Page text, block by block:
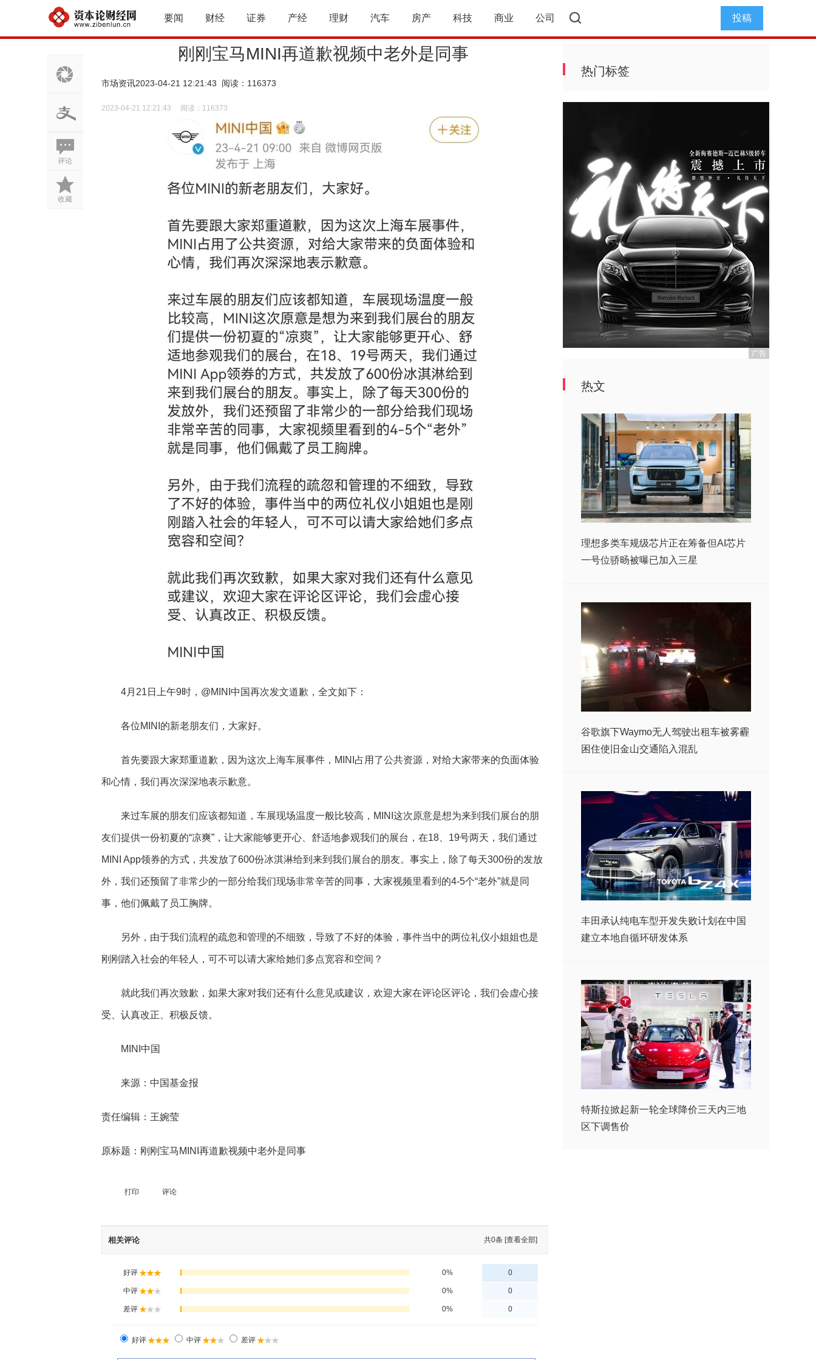
要闻 财经 证券 产经 理财 汽车 房产 科技 商业 公司 投稿
评论
收藏
刚刚宝马MINI再道歉视频中老外是同事
市场资讯2023-04-21 12:21:43 阅读：116373
2023-04-21 12:21:43 阅读： 116373
4月21日上午9时，@MINI中国再次发文道歉，全文如下：
各位MINI的新老朋友们，大家好。
首先要跟大家郑重道歉，因为这次上海车展事件，MINI占用了公共资源，对给大家带来的负面体验
和心情，我们再次深深地表示歉意。
来过车展的朋友们应该都知道，车展现场温度一般比较高，MINI这次原意是想为来到我们展台的朋
友们提供一份初夏的“凉爽”，让大家能够更开心、舒适地参观我们的展台，在18、19号两天，我们通过
MINI App领券的方式，共发放了600份冰淇淋给到来到我们展台的朋友。事实上，除了每天300份的发放
外，我们还预留了非常少的一部分给我们现场非常辛苦的同事，大家视频里看到的4-5个“老外”就是同
事，他们佩戴了员工胸牌。
另外，由于我们流程的疏忽和管理的不细致，导致了不好的体验，事件当中的两位礼仪小姐姐也是
刚刚踏入社会的年轻人，可不可以请大家给她们多点宽容和空间？
就此我们再次致歉，如果大家对我们还有什么意见或建议，欢迎大家在评论区评论，我们会虚心接
受、认真改正、积极反馈。
MINI中国
来源：中国基金报
责任编辑：王婉莹
原标题：刚刚宝马MINI再道歉视频中老外是同事
打印 评论
共0条 [查看全部]
相关评论
热门标签
广告
热文
理想多类车规级芯片正在筹备但AI芯片
一号位骄旸被曝已加入三星
谷歌旗下Waymo无人驾驶出租车被雾霾
困住使旧金山交通陷入混乱
丰田承认纯电车型开发失败计划在中国
建立本地自循环研发体系
特斯拉掀起新一轮全球降价三天内三地
区下调售价